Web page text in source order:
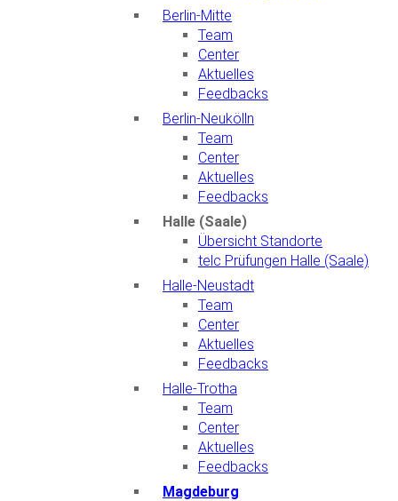
Berlin-Mitte
Team
Center
Aktuelles
Feedbacks
Berlin-Neukölln
Team
Center
Aktuelles
Feedbacks
Halle (Saale)
Übersicht Standorte
telc Prüfungen Halle (Saale)
Halle-Neustadt
Team
Center
Aktuelles
Feedbacks
Halle-Trotha
Team
Center
Aktuelles
Feedbacks
Magdeburg